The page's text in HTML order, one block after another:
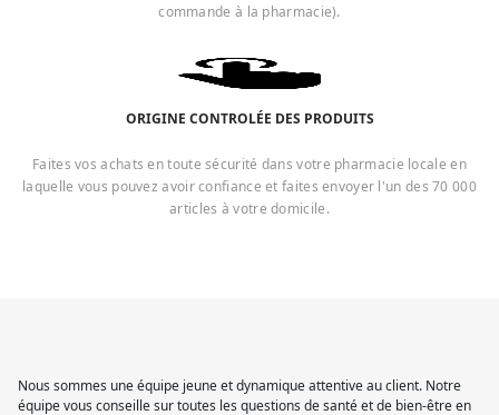
commande à la pharmacie).
ORIGINE CONTROLÉE DES PRODUITS
Faites vos achats en toute sécurité dans votre pharmacie locale en
laquelle vous pouvez avoir confiance et faites envoyer l'un des 70 000
articles à votre domicile.
Nous sommes une équipe jeune et dynamique attentive au client. Notre
équipe vous conseille sur toutes les questions de santé et de bien-être en